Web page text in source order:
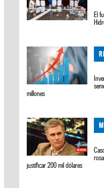
El
millones
justificar 200 mil dólares